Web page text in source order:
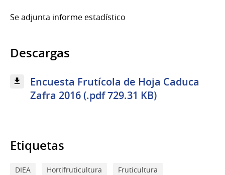
Se adjunta informe estadístico
Descargas
Encuesta Frutícola de Hoja Caduca
Zafra 2016 (.pdf 729.31 KB)
Etiquetas
DIEA Hortifruticultura Fruticultura